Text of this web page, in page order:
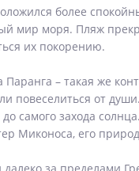
более
мир моря. Пляж
их покорению.
– такая же
повеселиться от
самого захода
Миконоса, его